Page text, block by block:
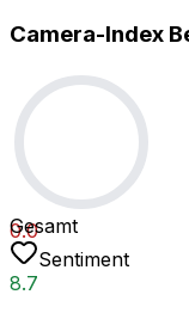
Camera-Index
0.0
Gesamt
Sentiment
8.7